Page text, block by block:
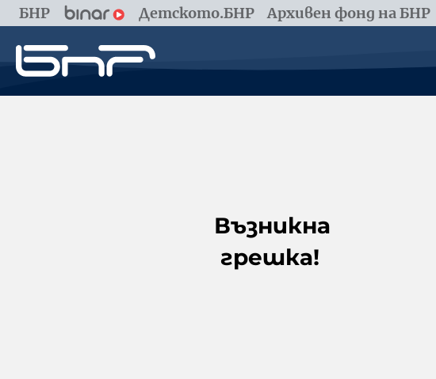
БНР Детското.БНР Архивен фонд на БНР
Възникна
грешка!